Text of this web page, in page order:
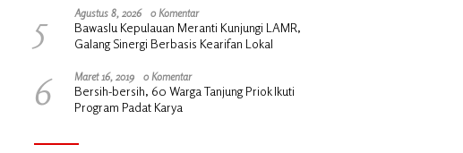
5 Agustus 8, 2026 0 Komentar
Bawaslu Kepulauan Meranti Kunjungi LAMR,
Galang Sinergi Berbasis Kearifan Lokal
6 Maret 16, 2019 0 Komentar
Bersih-bersih, 60 Warga Tanjung Priok Ikuti
Program Padat Karya